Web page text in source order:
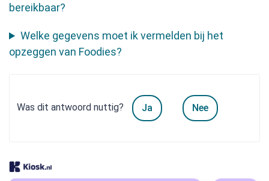
bereikbaar?
Welke gegevens moet ik vermelden bij het
opzeggen van Foodies?
Was dit antwoord nuttig? Ja Nee